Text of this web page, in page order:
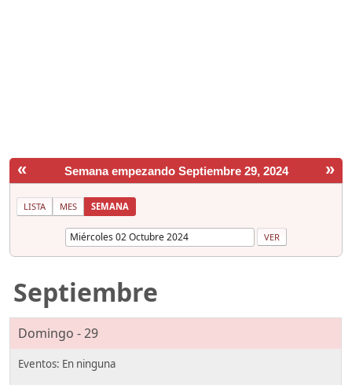
« »
Semana empezando Septiembre 29, 2024
LISTA MES SEMANA
Septiembre
Domingo - 29